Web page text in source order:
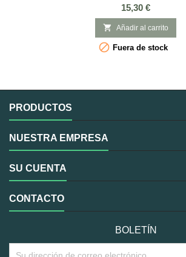
altitudes de 850 y 1000m. Es un té blanco de
cultiva en las montañas del norte de la provincia
blanco es considerado como una auténtica
inmortalida por...
Precio
15,30 €
 Añadir al carrito
 Fuera de stock
PRODUCTOS
NUESTRA EMPRESA
SU CUENTA
CONTACTO
BOLETÍN